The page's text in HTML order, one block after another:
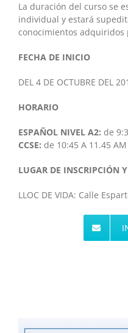
La duración del curso se
individual y estará
conocimientos
FECHA DE INICIO
DEL 4 DE OCTUBRE DEL
HORARIO
ESPAÑOL NIVEL A2: de
CCSE: de 10:45 A 11.45 AM
LUGAR DE INSCRIPCIÓN
LLOC DE VIDA: Calle